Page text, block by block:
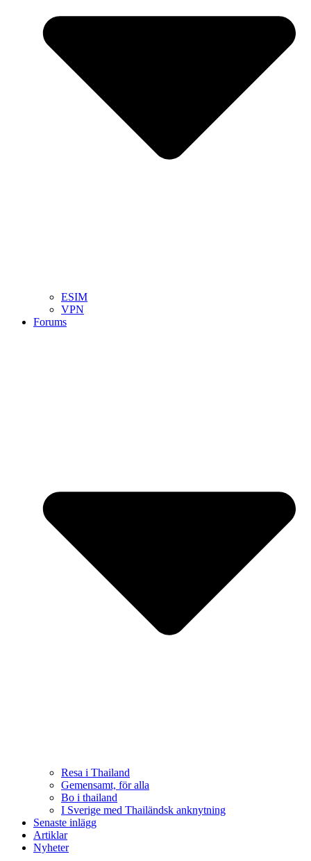
ESIM
VPN
Forums
Resa i Thailand
Gemensamt, för alla
Bo i thailand
I Sverige med Thailändsk anknytning
Senaste inlägg
Artiklar
Nyheter